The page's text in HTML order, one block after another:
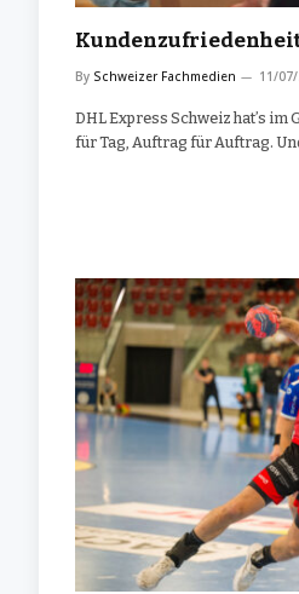
By Schweizer Fachmedien 11/
DHL Express Schweiz hat’s
für Tag, Auftrag für Auftrag.